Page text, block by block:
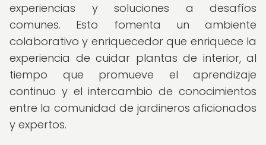
experiencias y soluciones a desafíos
comunes. Esto fomenta un ambiente
colaborativo y enriquecedor que enriquece la
experiencia de cuidar plantas de interior, al
tiempo que promueve el aprendizaje
continuo y el intercambio de conocimientos
entre la comunidad de jardineros aficionados
y expertos.